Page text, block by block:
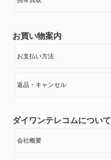
お買い物案内
お支払い方法
返品・キャンセル
ダイワンテレコムについて
会社概要